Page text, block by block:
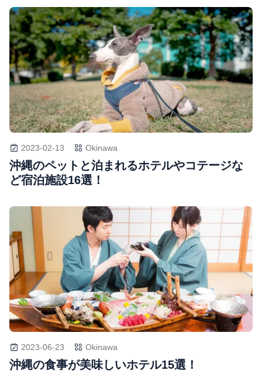
2023-02-13 Okinawa
沖縄のペットと泊まれるホテルやコテージな
ど宿泊施設16選！
2023-06-23 Okinawa
沖縄の食事が美味しいホテル15選！